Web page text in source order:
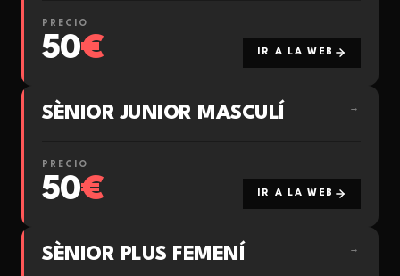
PRECIO
50€ IR A LA WEB
SÈNIOR JUNIOR MASCULÍ →
PRECIO
50€ IR A LA WEB
SÈNIOR PLUS FEMENÍ →